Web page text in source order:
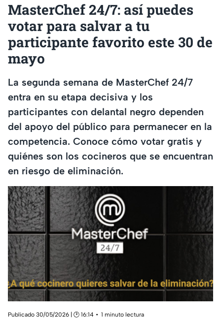
MasterChef 24/7: así puedes
votar para salvar a tu
participante favorito este 30 de
mayo
La segunda semana de MasterChef 24/7
entra en su etapa decisiva y los
participantes con delantal negro dependen
del apoyo del público para permanecer en la
competencia. Conoce cómo votar gratis y
quiénes son los cocineros que se encuentran
en riesgo de eliminación.
Publicado 30/05/2026 | 🕑 16:14
1 minuto lectura